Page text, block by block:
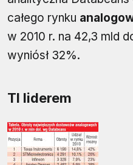
całego rynku
w 2010 r. na 42,3 mld
wyniósł 32%.
TI liderem